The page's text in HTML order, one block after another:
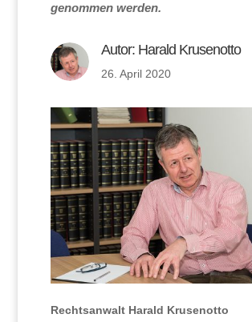
genommen werden.
Autor: Harald Krusenotto
26. April 2020
Rechtsanwalt Harald Krusenotto